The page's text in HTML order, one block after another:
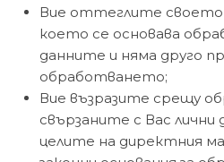
Вие оттеглите своето
което се основава
данните и няма друго
обработването;
Вие възразите срещу
свързаните с Вас лични
целите на директния